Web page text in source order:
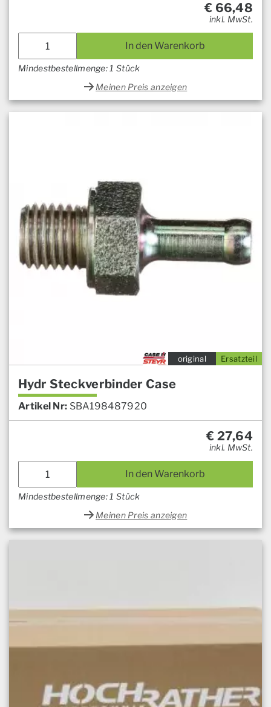
€ 66,48
inkl. MwSt.
In den Warenkorb
Mindestbestellmenge: 1 Stück
Meinen Preis anzeigen
Ersatzteil
original
Hydr Steckverbinder Case
Artikel Nr: SBA198487920
€ 27,64
inkl. MwSt.
In den Warenkorb
Mindestbestellmenge: 1 Stück
Meinen Preis anzeigen